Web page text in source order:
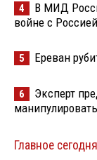
4
В МИД
войне с Россией
5 Ереван
6
Эксперт
Главное сегодня